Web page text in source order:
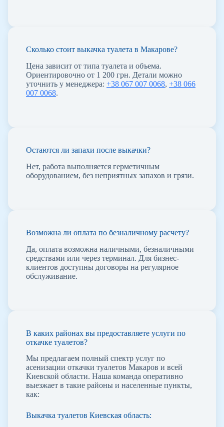
Сколько стоит выкачка туалета в Макарове?
Цена зависит от типа туалета и объема.
Ориентировочно от 1 200 грн. Детали можно
уточнить у менеджера: +38 067 007 0068, +38 066
007 0068.
Остаются ли запахи после выкачки?
Нет, работа выполняется герметичным
оборудованием, без неприятных запахов и грязи.
Возможна ли оплата по безналичному расчету?
Да, оплата возможна наличными, безналичными
средствами или через терминал. Для бизнес-
клиентов доступны договоры на регулярное
обслуживание.
В каких районах вы предоставляете услуги по
откачке туалетов?
Мы предлагаем полный спектр услуг по
асенизации откачки туалетов Макаров и всей
Киевской области. Наша команда оперативно
выезжает в такие районы и населенные пункты,
как:
Выкачка туалетов Киевская область: